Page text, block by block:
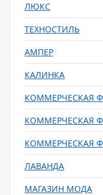
ЛЮКС
ТЕХНОСТИЛЬ
АМПЕР
КАЛИНКА
КОММЕРЧЕСКАЯ
КОММЕРЧЕСКАЯ
КОММЕРЧЕСКАЯ
ЛАВАНДА
МАГАЗИН МОДА